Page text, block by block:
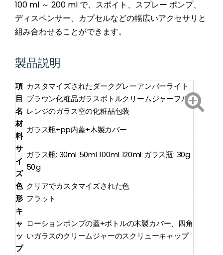
100 ml ～ 200 ml で、スポイト、スプレー ポンプ、
ディスペンサー、カプセルなどの幅広いアクセサリと
組み合わせることができます。
製品説明
項
目
名
カスタマイズされたダークグレーアンバーライト
ブラウン化粧品ガラスボトルクリームジャーフル
レンジのガラス空の化粧品包装
材
料
ガラス瓶+pp内蓋+木製カバー
サ
イ
ズ
ガラス瓶: 30ml 50ml 100ml 120ml ガラス瓶: 30g
50g
色 クリアでカスタマイズされた色
形 フラット
キ
ャ
ッ
プ
ローションポンプの蓋+ボトルの木製カバー、四角
いガラスのクリームジャーのスクリューキャップ